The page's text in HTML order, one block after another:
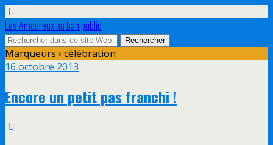
Les Amoureux au ban public
Marqueurs › célébration
16 octobre 2013
Encore un petit pas franchi !